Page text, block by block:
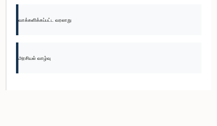
வாக்களிக்கப்பட்ட வரலாறு
அரசியல் வாழ்வு